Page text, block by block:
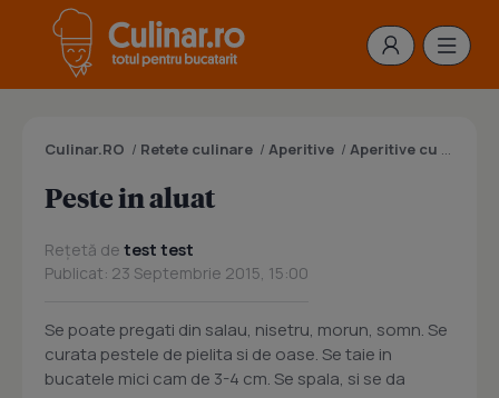
Culinar.RO / Retete culinare / Aperitive / Aperitive cu peste
Peste in aluat
Rețetă de test test
Publicat: 23 Septembrie 2015, 15:00
Se poate pregati din salau, nisetru, morun, somn. Se
curata pestele de pielita si de oase. Se taie in
bucatele mici cam de 3-4 cm. Se spala, si se da